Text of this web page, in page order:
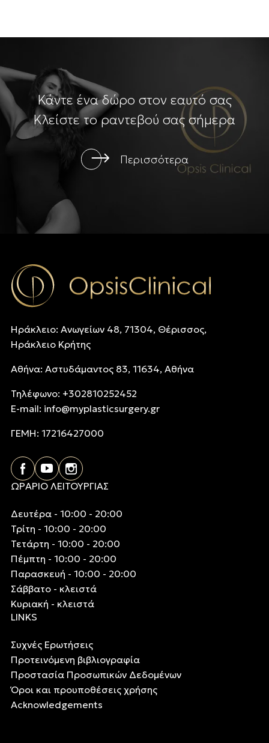
Κάντε ένα δώρο στον εαυτό σας
Κλείστε το ραντεβού σας σήμερα
Περισσότερα
Ηράκλειο: Ανωγείων 48, 71304, Θέρισσος,
Ηράκλειο Κρήτης
Αθήνα: Αστυδάμαντος 83, 11634, Αθήνα
Τηλέφωνo: +302810252452
E-mail: info@myplasticsurgery.gr
ΓΕΜΗ: 17216427000
ΩΡΑΡΙΟ ΛΕΙΤΟΥΡΓΙΑΣ
Δευτέρα - 10:00 - 20:00
Τρίτη - 10:00 - 20:00
Τετάρτη - 10:00 - 20:00
Πέμπτη - 10:00 - 20:00
Παρασκευή - 10:00 - 20:00
Σάββατο - κλειστά
Κυριακή - κλειστά
LINKS
Συχνές Ερωτήσεις
Προτεινόμενη βιβλιογραφία
Προστασία Προσωπικών Δεδομένων
Όροι και προυποθέσεις χρήσης
Acknowledgements